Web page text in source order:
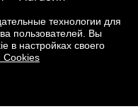
музейтехнологии для
пользователей. Вы
в настройках своего
Cookies